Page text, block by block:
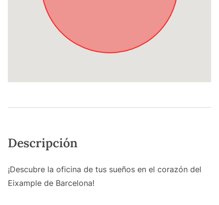
Descripción
¡Descubre la oficina de tus sueños en el corazón del
Eixample de Barcelona!